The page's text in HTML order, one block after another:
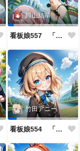
緋山結華
看板娘557 「其々の再会」
竹田アニー
看板娘554 「竹田アニーのよもやま話」